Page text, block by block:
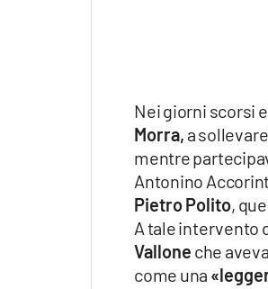
Nei giorni scorsi
Morra, a
mentre
Antonino
Pietro Polito,
A tale intervento
Vallone che
come una